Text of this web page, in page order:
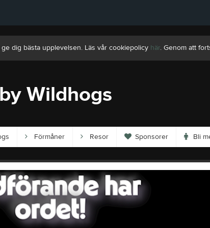
dig bästa upplevelsen. Läs vår cookiepolicy här. Genom att
Wildhogs
Förmåner Resor Sponsorer Bli